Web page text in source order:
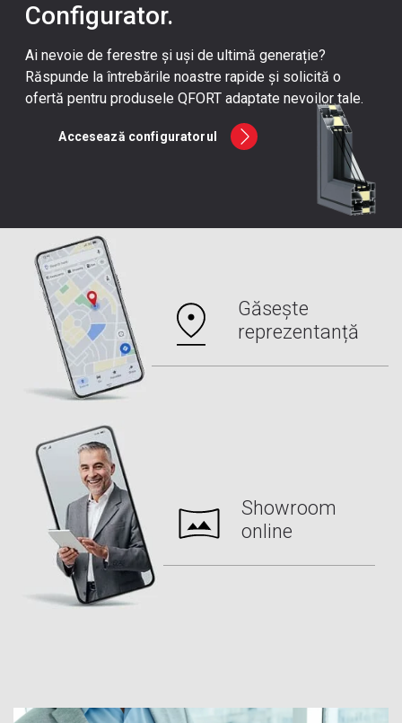
Configurator.
Ai nevoie de ferestre și uși de ultimă generație?
Răspunde la întrebările noastre rapide și solicită o
ofertă pentru produsele QFORT adaptate nevoilor tale.
Accesează configuratorul
Găsește
reprezentanță
Showroom
online